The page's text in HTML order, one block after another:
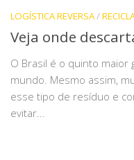
LOGÍSTICA REVERSA/
Veja onde
O Brasil é o quinto
mundo. Mesmo assim,
esse tipo de resíduo e
evitar...